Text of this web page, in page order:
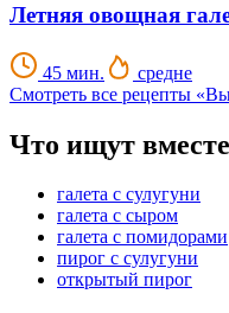
Летняя овощная
45 мин.
средне
Смотреть все рецепты
Что ищут
галета с сулугуни
галета с сыром
галета с помидорами
пирог с сулугуни
открытый пирог